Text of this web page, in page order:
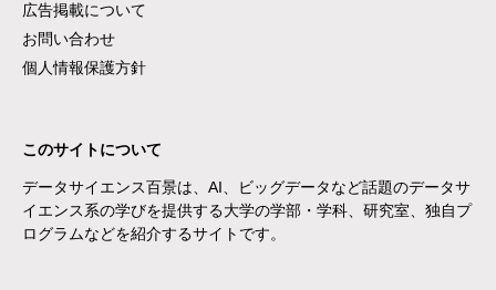
広告掲載について
お問い合わせ
個人情報保護方針
このサイトについて
データサイエンス百景は、AI、ビッグデータなど話題のデータサ
イエンス系の学びを提供する大学の学部・学科、研究室、独自プ
ログラムなどを紹介するサイトです。